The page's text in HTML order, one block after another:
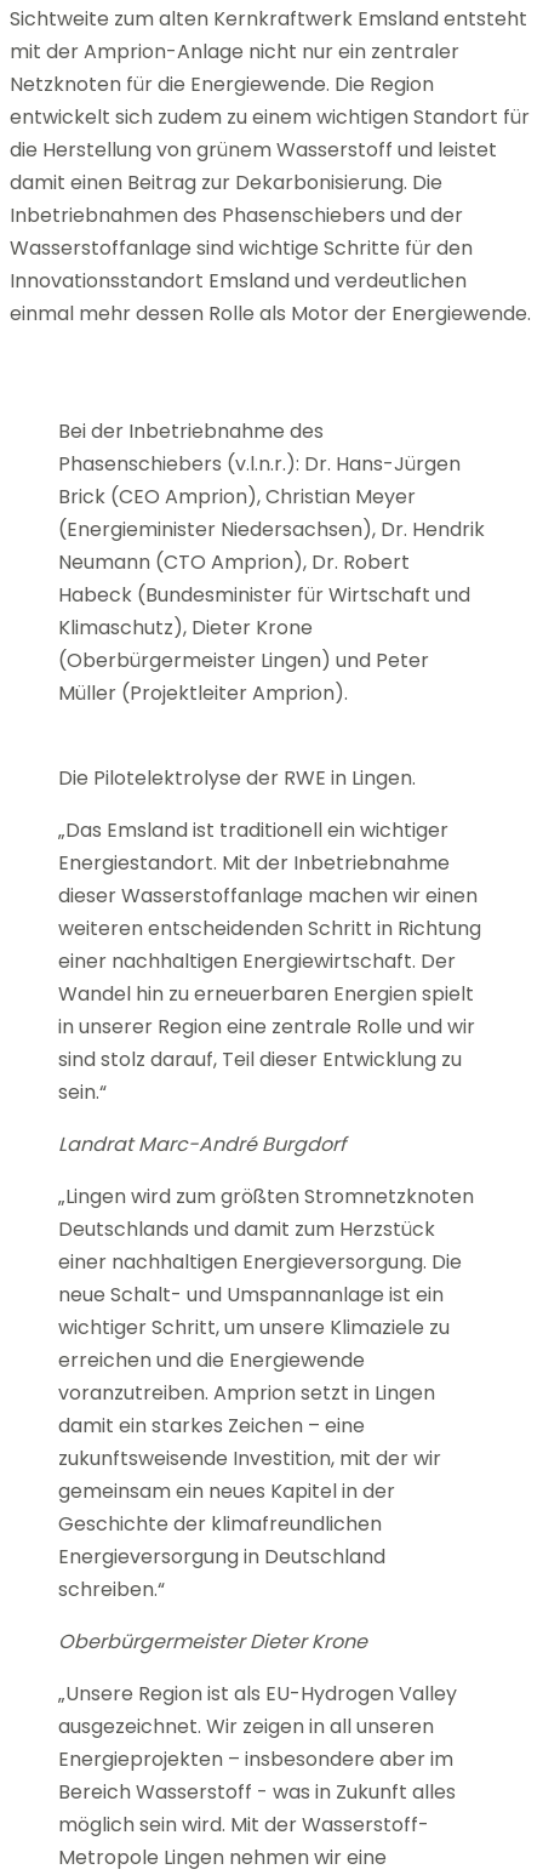
Sichtweite zum alten Kernkraftwerk Emsland entsteht
mit der Amprion-Anlage nicht nur ein zentraler
Netzknoten für die Energiewende. Die Region
entwickelt sich zudem zu einem wichtigen Standort für
die Herstellung von grünem Wasserstoff und leistet
damit einen Beitrag zur Dekarbonisierung. Die
Inbetriebnahmen des Phasenschiebers und der
Wasserstoffanlage sind wichtige Schritte für den
Innovationsstandort Emsland und verdeutlichen
einmal mehr dessen Rolle als Motor der Energiewende.
Bei der Inbetriebnahme des
Phasenschiebers (v.l.n.r.): Dr. Hans-Jürgen
Brick (CEO Amprion), Christian Meyer
(Energieminister Niedersachsen), Dr. Hendrik
Neumann (CTO Amprion), Dr. Robert
Habeck (Bundesminister für Wirtschaft und
Klimaschutz), Dieter Krone
(Oberbürgermeister Lingen) und Peter
Müller (Projektleiter Amprion).
Die Pilotelektrolyse der RWE in Lingen.
„Das Emsland ist traditionell ein wichtiger
Energiestandort. Mit der Inbetriebnahme
dieser Wasserstoffanlage machen wir einen
weiteren entscheidenden Schritt in Richtung
einer nachhaltigen Energiewirtschaft. Der
Wandel hin zu erneuerbaren Energien spielt
in unserer Region eine zentrale Rolle und wir
sind stolz darauf, Teil dieser Entwicklung zu
sein.“
Landrat Marc-André Burgdorf
„Lingen wird zum größten Stromnetzknoten
Deutschlands und damit zum Herzstück
einer nachhaltigen Energieversorgung. Die
neue Schalt- und Umspannanlage ist ein
wichtiger Schritt, um unsere Klimaziele zu
erreichen und die Energiewende
voranzutreiben. Amprion setzt in Lingen
damit ein starkes Zeichen – eine
zukunftsweisende Investition, mit der wir
gemeinsam ein neues Kapitel in der
Geschichte der klimafreundlichen
Energieversorgung in Deutschland
schreiben.“
Oberbürgermeister Dieter Krone
„Unsere Regionist als EU-Hydrogen Valley
ausgezeichnet. Wir zeigeninallunseren
Energieprojekten – insbesondere aber im
Bereich Wasserstoff - was in Zukunft alles
möglich sein wird. Mit der Wasserstoff-
Metropole Lingen nehmen wir eine